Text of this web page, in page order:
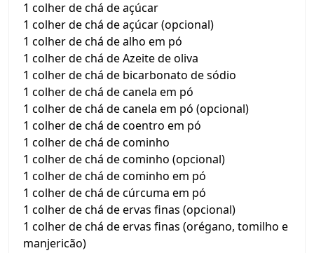
1 colher de chá de açúcar
1 colher de chá de açúcar (opcional)
1 colher de chá de alho em pó
1 colher de chá de Azeite de oliva
1 colher de chá de bicarbonato de sódio
1 colher de chá de canela em pó
1 colher de chá de canela em pó (opcional)
1 colher de chá de coentro em pó
1 colher de chá de cominho
1 colher de chá de cominho (opcional)
1 colher de chá de cominho em pó
1 colher de chá de cúrcuma em pó
1 colher de chá de ervas finas (opcional)
1 colher de chá de ervas finas (orégano, tomilho e
manjericão)